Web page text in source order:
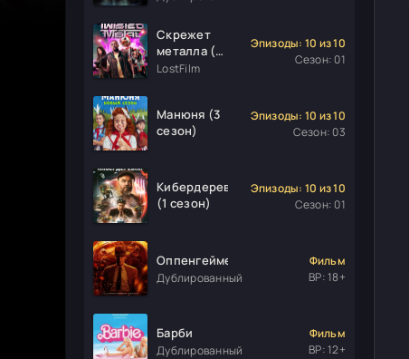
Скрежет
металла (1
сезон)
LostFilm
Эпизоды: 10 из 10
Сезон: 01
Манюня (3
сезон)
Эпизоды: 10 из 10
Сезон: 03
Кибердеревня
(1 сезон)
Эпизоды: 10 из 10
Сезон: 01
Оппенгеймер
Дублированный
Фильм
ВР: 18+
Барби
Дублированный
Фильм
ВР: 12+